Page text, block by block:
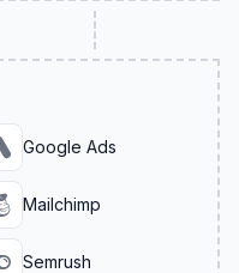
Google Ads
Mailchimp
Semrush